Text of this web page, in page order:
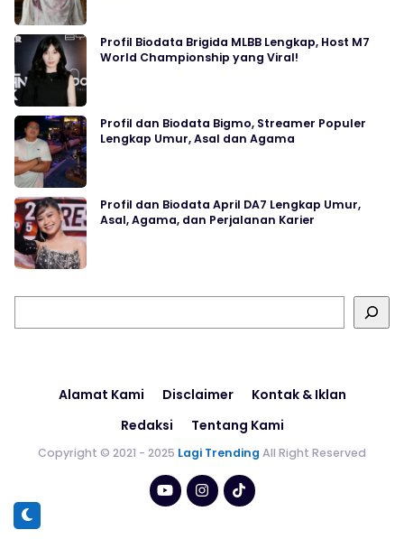
Profil Biodata Brigida MLBB Lengkap, Host M7
World Championship yang Viral!
Profil dan Biodata Bigmo, Streamer Populer
Lengkap Umur, Asal dan Agama
Profil dan Biodata April DA7 Lengkap Umur,
Asal, Agama, dan Perjalanan Karier
Alamat Kami Disclaimer
Kontak & Iklan
Redaksi
Tentang Kami
Copyright © 2021 - 2025 Lagi Trending All Right Reserved